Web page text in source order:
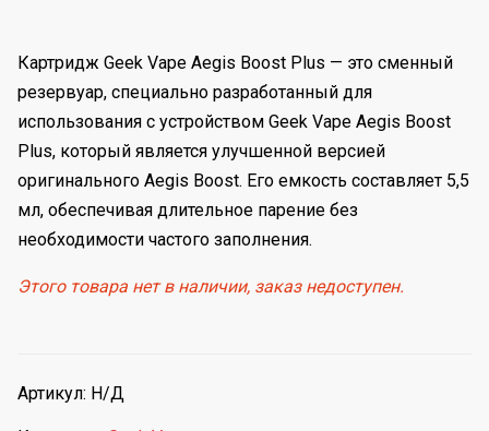
Картридж Geek Vape Aegis Boost Plus — это сменный
резервуар, специально разработанный для
использования с устройством Geek Vape Aegis Boost
Plus, который является улучшенной версией
оригинального Aegis Boost. Его емкость составляет 5,5
мл, обеспечивая длительное парение без
необходимости частого заполнения.
Этого товара нет в наличии, заказ недоступен.
Артикул: Н/Д